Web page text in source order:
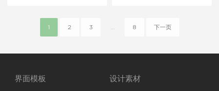
1 2 3 8 下一页
界面模板 设计素材